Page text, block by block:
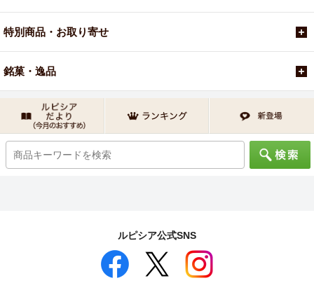
特別商品・お取り寄せ
銘菓・逸品
ルピシア公式SNS